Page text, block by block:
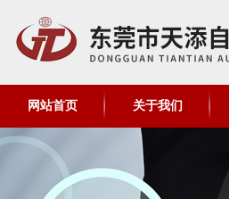
网站首页 关于我们